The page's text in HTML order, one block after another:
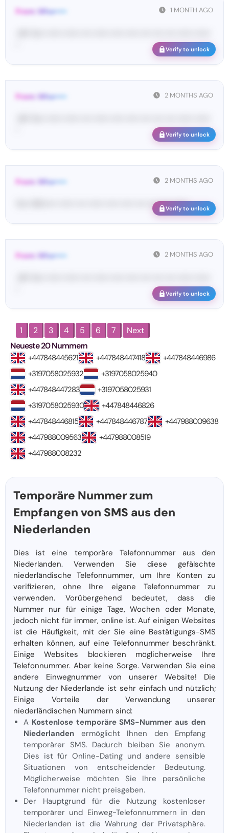
1 MONTH AGO
From: Wha•••••
Verify to unlock
2 MONTHS AGO
From: Wha•••••
Verify to unlock
2 MONTHS AGO
From: Wha•••••
Yo•• Wh••••• •••••• •••• •••••• ••••• ••••• •••• •••• •••• ••••••Verify to unlock
2 MONTHS AGO
From: Wha•••••
Verify to unlock
1 2 3 4 5 6 7
Next
Neueste 20 Nummern
+447848445621 +447848447418
+447848446986
+3197058025932
+3197058025940
+447848447283
+3197058025931
+3197058025930
+447848446826
+447848446815
+447848446787
+447988009638
+447988009563
+447988008519
+447988008232
Temporäre Nummer zum
Empfangen von SMS aus den
Niederlanden
Dies ist eine temporäre Telefonnummer aus den
Niederlanden. Verwenden Sie diese gefälschte
niederländische Telefonnummer, um Ihre Konten zu
verifizieren, ohne Ihre eigene Telefonnummer zu
verwenden. Vorübergehend bedeutet, dass die
Nummer nur für einige Tage, Wochen oder Monate,
jedoch nicht für immer, online ist. Auf einigen Websites
ist die Häufigkeit, mit der Sie eine Bestätigungs-SMS
erhalten können, auf eine Telefonnummer beschränkt.
Einige Websites blockieren möglicherweise Ihre
Telefonnummer. Aber keine Sorge. Verwenden Sie eine
andere Einwegnummer von unserer Website! Die
Nutzung der Niederlande ist sehr einfach und nützlich;
Einige Vorteile der Verwendung unserer
niederländischen Nummern sind:
A Kostenlose temporäre SMS-Nummer aus den
Niederlanden ermöglicht Ihnen den Empfang
temporärer SMS. Dadurch bleiben Sie anonym.
Dies ist für Online-Dating und andere sensible
Situationen von entscheidender Bedeutung.
Möglicherweise möchten Sie Ihre persönliche
Telefonnummer nicht preisgeben.
Der Hauptgrund für die Nutzung kostenloser
temporärer und Einweg-Telefonnummern in den
Niederlanden ist die Wahrung der Privatsphäre.